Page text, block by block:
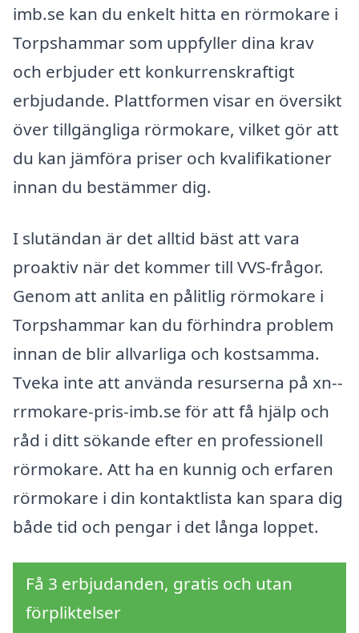
imb.se kan du enkelt hitta en rörmokare i
Torpshammar som uppfyller dina krav
och erbjuder ett konkurrenskraftigt
erbjudande. Plattformen visar en översikt
över tillgängliga rörmokare, vilket gör att
du kan jämföra priser och kvalifikationer
innan du bestämmer dig.
I slutändan är det alltid bäst att vara
proaktiv när det kommer till VVS-frågor.
Genom att anlita en pålitlig rörmokare i
Torpshammar kan du förhindra problem
innan de blir allvarliga och kostsamma.
Tveka inte att använda resurserna på xn--
rrmokare-pris-imb.se för att få hjälp och
råd i ditt sökande efter en professionell
rörmokare. Att ha en kunnig och erfaren
rörmokare i din kontaktlista kan spara dig
både tid och pengar i det långa loppet.
Få 3 erbjudanden, gratis och utan
förpliktelser